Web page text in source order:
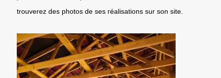
trouverez des photos de ses réalisations sur son site.